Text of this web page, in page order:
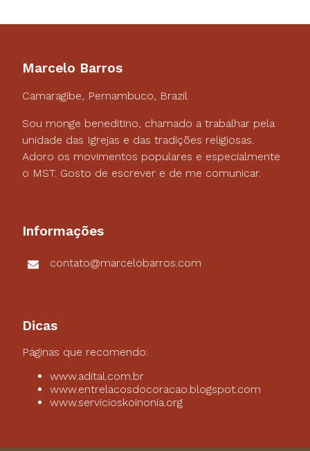
Marcelo Barros
Camaragibe, Pernambuco, Brazil
Sou monge beneditino, chamado a trabalhar pela
unidade das Igrejas e das tradições religiosas.
Adoro os movimentos populares e especialmente
o MST. Gosto de escrever e de me comunicar.
Informações
contato@marcelobarros.com
Dicas
Páginas que recomendo:
www.adital.com.br
www.entrelacosdocoracao.blogspot.com
www.servicioskoinonia.org